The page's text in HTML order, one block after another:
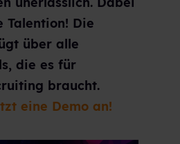
Talention! Die
über alle
die es für
braucht.
eine Demo an!